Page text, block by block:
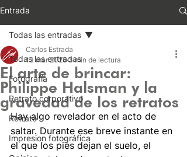
Entrada
Todas las entradas
Fotografía
Retrato corporativo
Retrato
Impresion fotográfica
Todas las entradas
El arte de brincar:
Philippe Halsman y la
gravedad de los retratos
Carlos Estrada
13 mar 2025 3 min de lectura
Hay algo revelador en el acto de
saltar. Durante ese breve instante en
el que los pies dejan el suelo, el